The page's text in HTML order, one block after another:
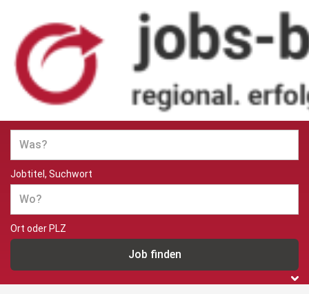
Jobs und Stellenangebote in
Berlin
Jobtitel, Suchwort
Ort oder PLZ